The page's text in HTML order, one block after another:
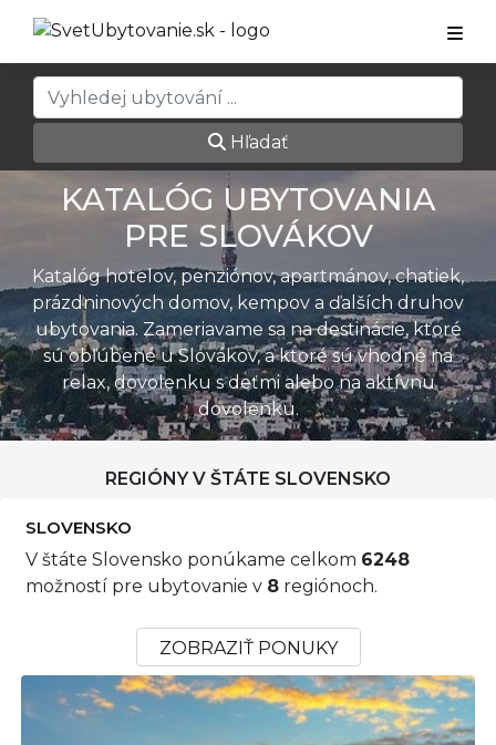
Hľadať
KATALÓG UBYTOVANIA
PRE SLOVÁKOV
Katalóg hotelov, penziónov, apartmánov, chatiek,
prázdninových domov, kempov a ďalších druhov
ubytovania. Zameriavame sa na destinácie, ktoré
sú obľúbené u Slovákov, a ktoré sú vhodné na
relax, dovolenku s deťmi alebo na aktívnu
dovolenku.
REGIÓNY V ŠTÁTE SLOVENSKO
SLOVENSKO
V štáte Slovensko ponúkame celkom 6248
možností pre ubytovanie v 8 regiónoch.
ZOBRAZIŤ PONUKY